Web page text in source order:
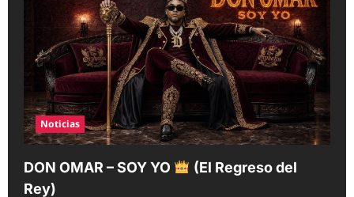
Noticias
DON OMAR – SOY YO
(El Regreso del
Rey)